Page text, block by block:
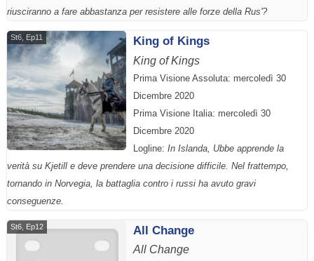
riusciranno a fare abbastanza per resistere alle forze della Rus'?
St6, Ep11 King of Kings
King of Kings
Prima Visione Assoluta: mercoledì 30
Dicembre 2020
Prima Visione Italia: mercoledì 30
Dicembre 2020
Logline: In Islanda, Ubbe apprende la
verità su Kjetill e deve prendere una decisione difficile. Nel frattempo,
tornando in Norvegia, la battaglia contro i russi ha avuto gravi
conseguenze.
St6, Ep12 All Change
All Change